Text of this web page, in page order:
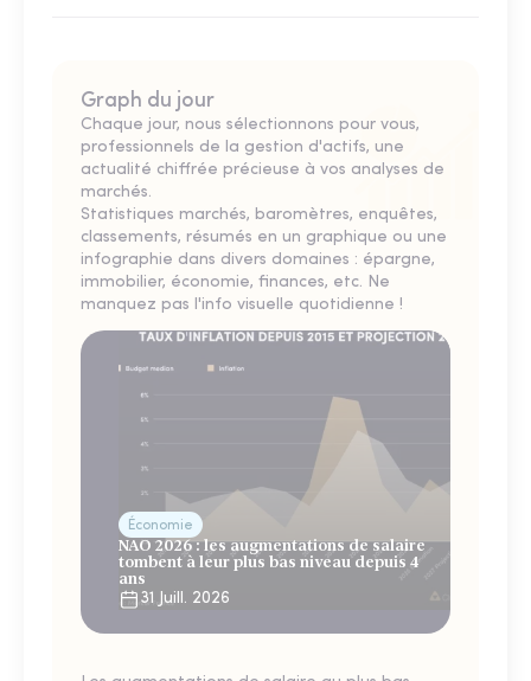
Graph du jour
Chaque jour, nous sélectionnons pour vous,
professionnels de la gestion d'actifs, une
actualité chiffrée précieuse à vos analyses de
marchés.
Statistiques marchés, baromètres, enquêtes,
classements, résumés en un graphique ou une
infographie dans divers domaines : épargne,
immobilier, économie, finances, etc. Ne
manquez pas l'info visuelle quotidienne !
Économie
NAO 2026 : les augmentations de salaire
tombent à leur plus bas niveau depuis 4
ans
31 Juill. 2026